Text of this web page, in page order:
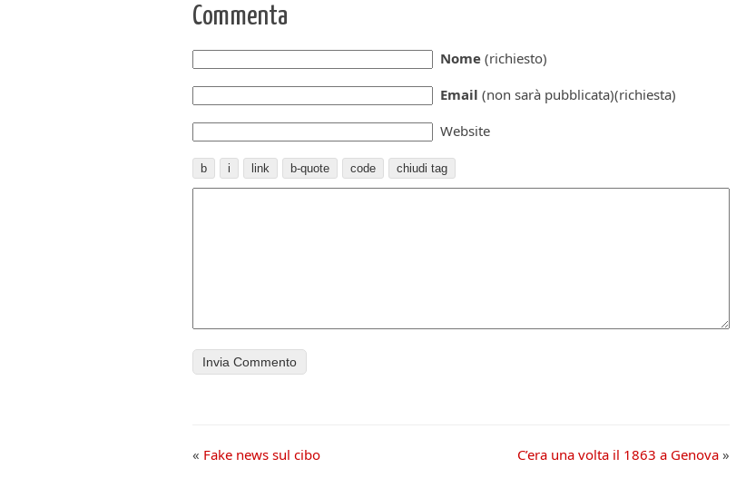
Commenta
Nome (richiesto)
Email (non sarà pubblicata)(richiesta)
Website
« Fake news sul cibo C’era una volta il 1863 a Genova »